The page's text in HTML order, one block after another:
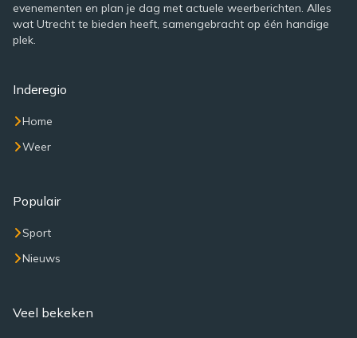
evenementen en plan je dag met actuele weerberichten. Alles
wat Utrecht te bieden heeft, samengebracht op één handige
plek.
Inderegio
Home
Weer
Populair
Sport
Nieuws
Veel bekeken